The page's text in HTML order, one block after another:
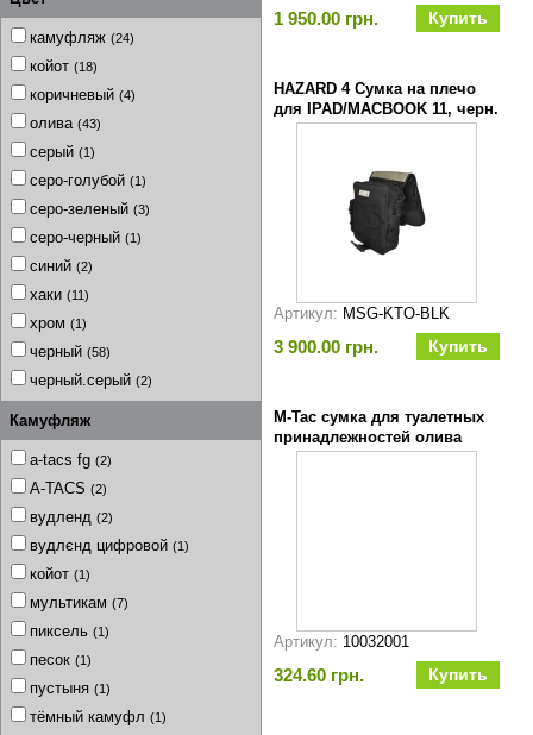
камуфляж (24)
койот (18)
коричневый (4)
олива (43)
серый (1)
серо-голубой (1)
серо-зеленый (3)
серо-черный (1)
синий (2)
хаки (11)
хром (1)
черный (58)
черный.серый (2)
Камуфляж
a-tacs fg (2)
A-TACS (2)
вудленд (2)
вудлєнд цифровой (1)
койот (1)
мультикам (7)
пиксель (1)
песок (1)
пустыня (1)
тёмный камуфл (1)
1 950.00 грн.
HAZARD 4 Сумка на плечо
для IPAD/MACBOOK 11, черн.
Артикул: MSG-KTO-BLK
3 900.00 грн.
M-Tac сумка для туалетных
принадлежностей олива
Артикул: 10032001
324.60 грн.